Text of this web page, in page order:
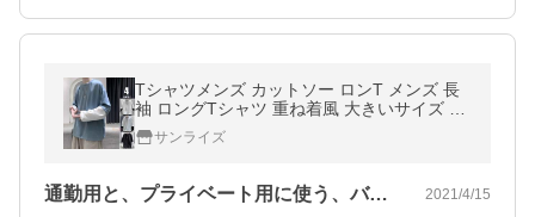
Tシャツメンズ カットソー ロンT メンズ 長
袖 ロングTシャツ 重ね着風 大きいサイズ 切
替 インナー送料無料
サンライズ
通勤用と、プライベート用に使う、バッグ 2021/4/15